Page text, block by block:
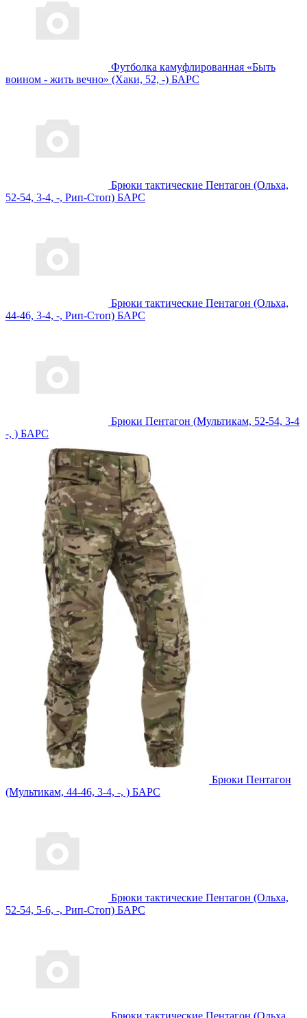
Футболка камуфлированная «Быть
воином - жить вечно» (Хаки, 52, -) БАРС
Брюки тактические Пентагон (Ольха,
52-54, 3-4, -, Рип-Стоп) БАРС
Брюки тактические Пентагон (Ольха,
44-46, 3-4, -, Рип-Стоп) БАРС
Брюки Пентагон (Мультикам, 52-54, 3-4
-, ) БАРС
Брюки Пентагон
(Мультикам, 44-46, 3-4, -, ) БАРС
Брюки тактические Пентагон (Ольха,
52-54, 5-6, -, Рип-Стоп) БАРС
Брюки тактические Пентагон (Ольха,